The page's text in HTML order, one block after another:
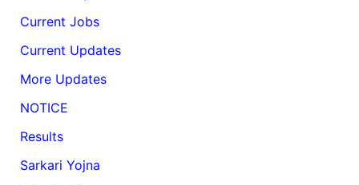
Current Jobs
Current Updates
More Updates
NOTICE
Results
Sarkari Yojna